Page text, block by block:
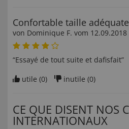
Confortable taille adéquate
von Dominique F. vom 12.09.2018
“Essayé de tout suite et dafisfait”
utile (0) inutile (0)
CE QUE DISENT NOS
INTERNATIONAUX